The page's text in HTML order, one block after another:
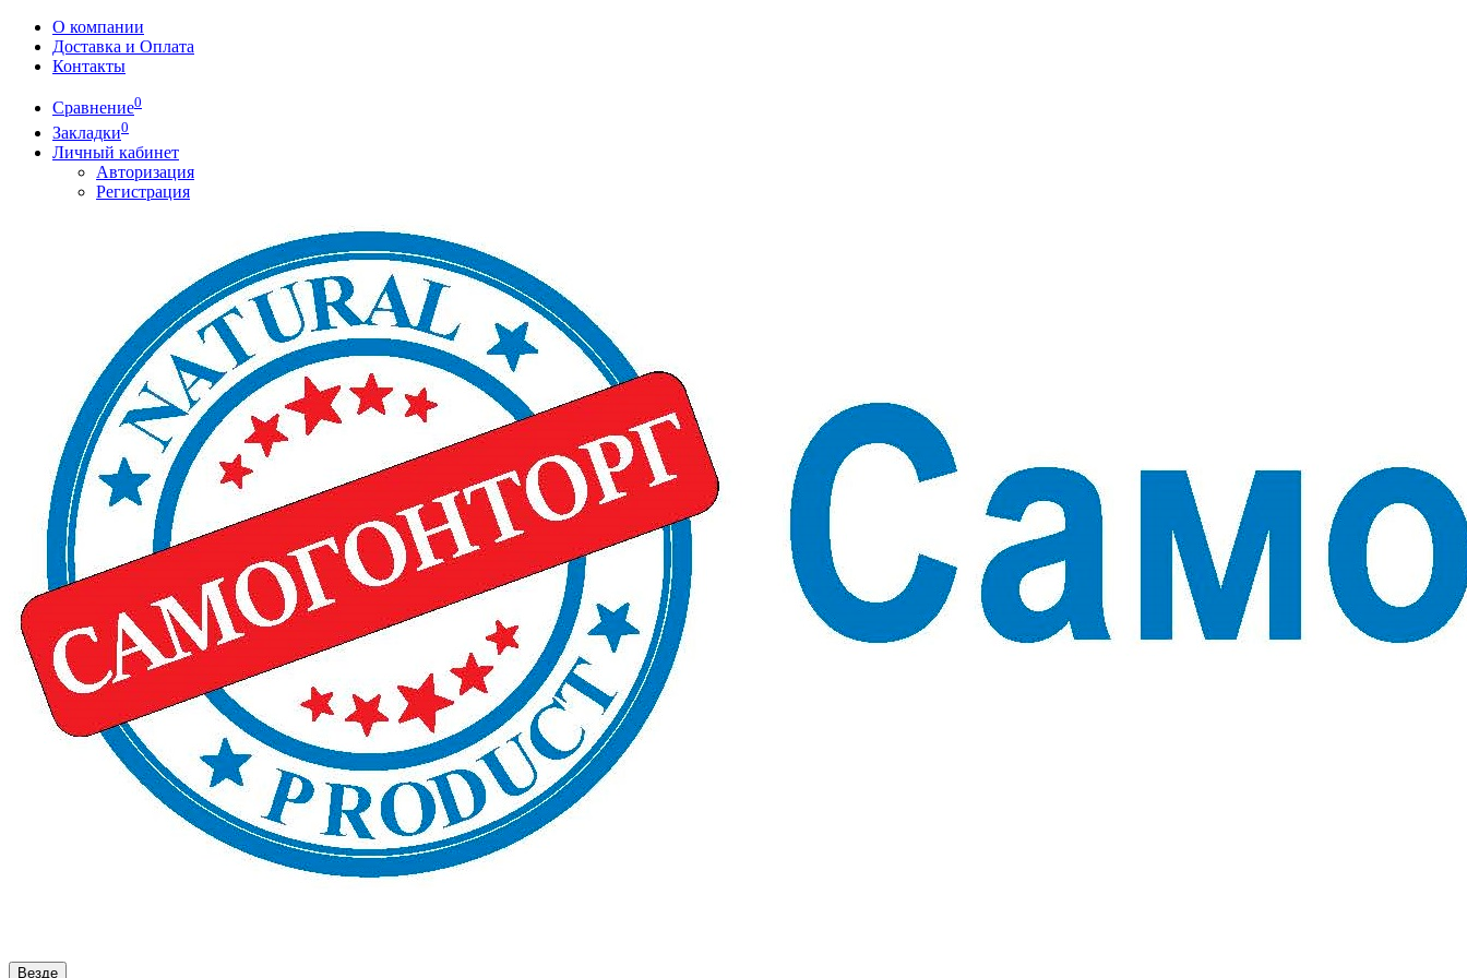
О компании
Доставка и Оплата
Контакты
Сравнение0
Закладки0
Личный кабинет
Авторизация
Регистрация
Везде